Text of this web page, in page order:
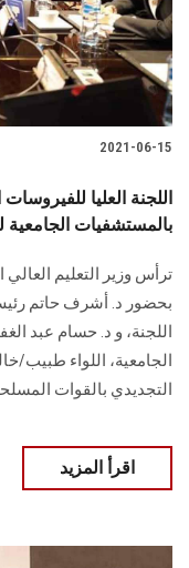
2021-06-15
اللجنة العليا
بالمستشفيات الجامعية
ترأس وزير التعليم العالي
بحضور د. أشرف حاتم
اللجنة، و د. حسام عبد
الجامعية، اللواء طبيب/
التجديدي بالقوات
اقرأ المزيد